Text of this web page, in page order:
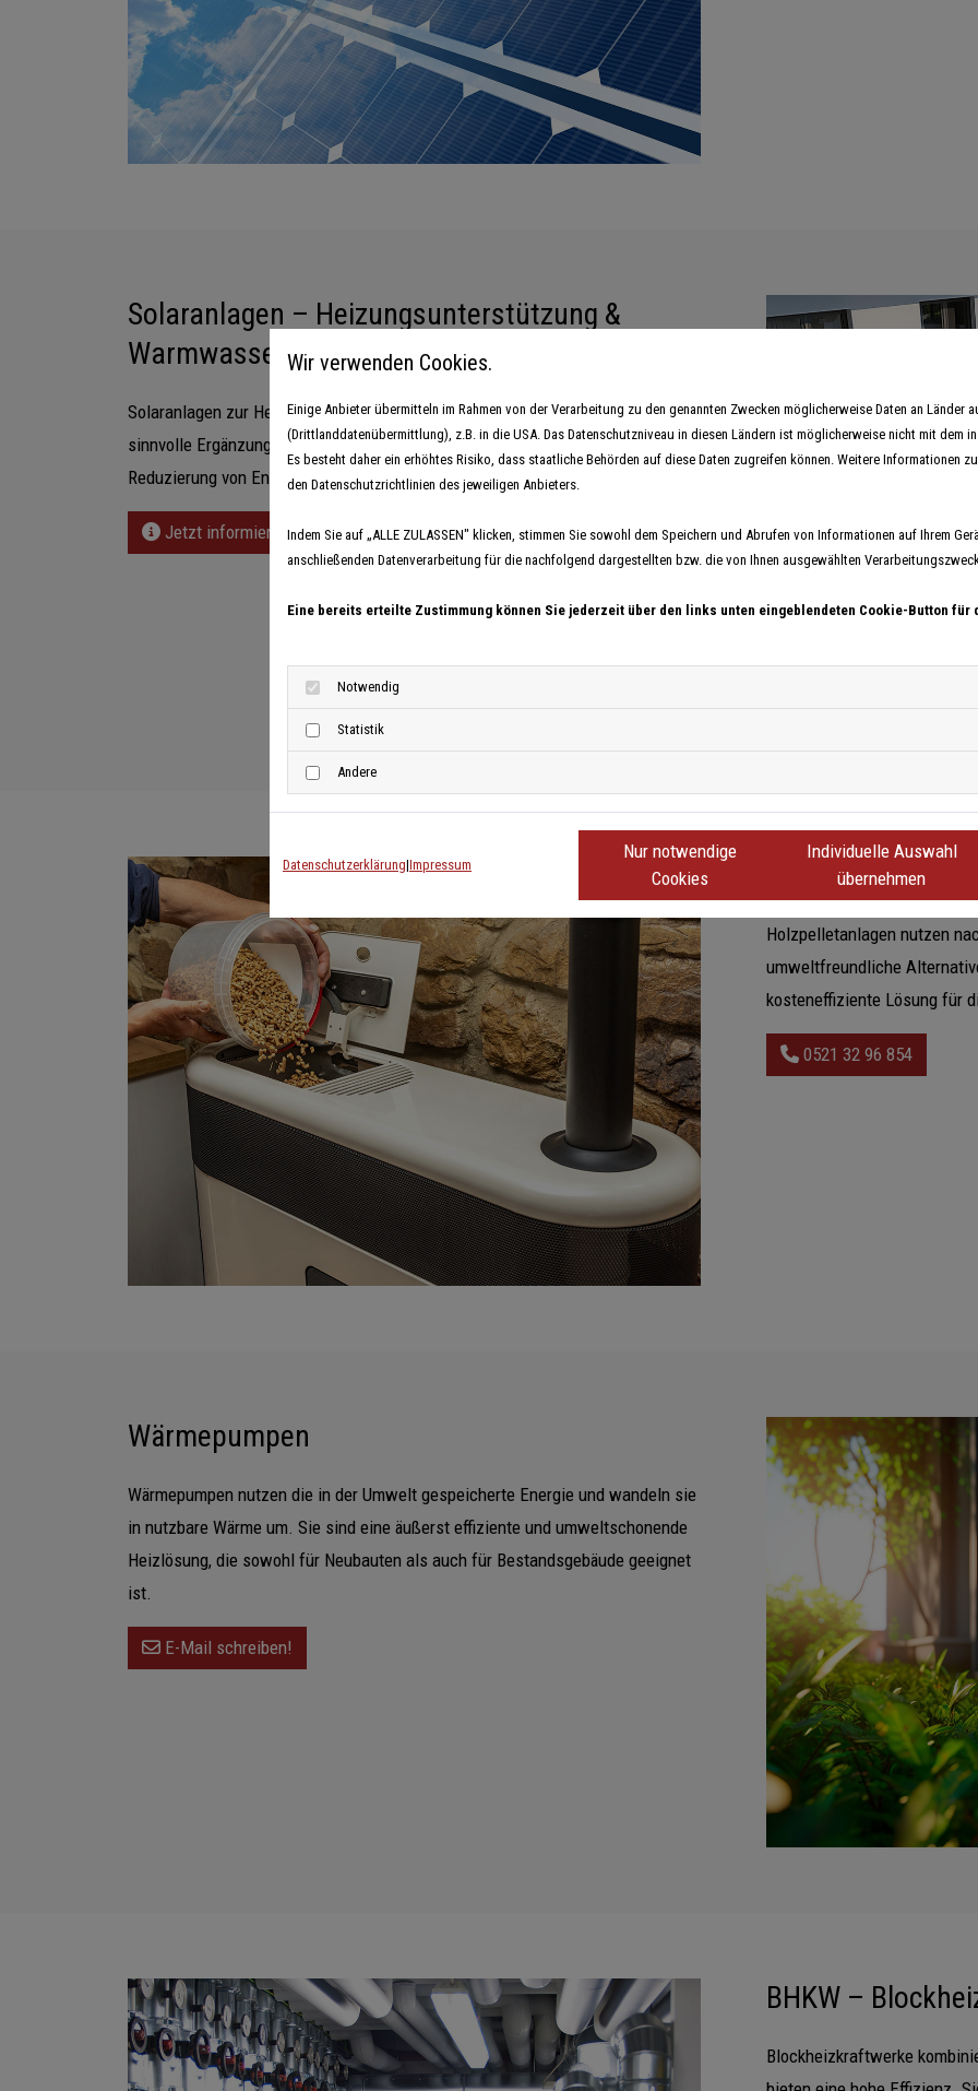
Solaranlagen – Heizungsunterstützung &
Warmwasserbereitung
Solaranlagen zur Heizungsunterstützung und Warmwasserbereitung sind eine
sinnvolle Ergänzung zu bestehenden Heizsystemen und tragen maßgeblich zur
Reduzierung von Energiekosten bei.
Jetzt informieren
Holzpelletanlagen
Holzpelletanlagen nutzen
umweltfreundliche
kosteneffiziente Lösung für
0521 32 96 854
Wärmepumpen
Wärmepumpen nutzen die in der Umwelt gespeicherte Energie und wandeln sie
in nutzbare Wärme um. Sie sind eine äußerst effiziente und umweltschonende
Heizlösung, die sowohl für Neubauten als auch für Bestandsgebäude geeignet
ist.
E-Mail schreiben!
BHKW –
Blockheizkraftwerke
Wir verwenden Cookies.
Einige Anbieter übermitteln im Rahmen von der Verarbeitung zu den genannten Zwecken möglicherweise Daten an Länder
(Drittlanddatenübermittlung), z.B. in die USA. Das Datenschutzniveau in diesen Ländern ist möglicherweise nicht mit dem in
Es besteht daher ein erhöhtes Risiko, dass staatliche Behörden auf diese Daten zugreifen können. Weitere Informationen
den Datenschutzrichtlinien des jeweiligen Anbieters.
Indem Sie auf „ALLE ZULASSEN" klicken, stimmen Sie sowohl dem Speichern und Abrufen von Informationen auf Ihrem
anschließenden Datenverarbeitung für die nachfolgend dargestellten bzw. die von Ihnen ausgewählten
Eine bereits erteilte Zustimmung können Sie jederzeit über den links unten eingeblendeten Cookie-Button für
Notwendig
Statistik
Andere
Datenschutzerklärung|Impressum
Nur notwendige
Cookies
Individuelle Auswahl
übernehmen